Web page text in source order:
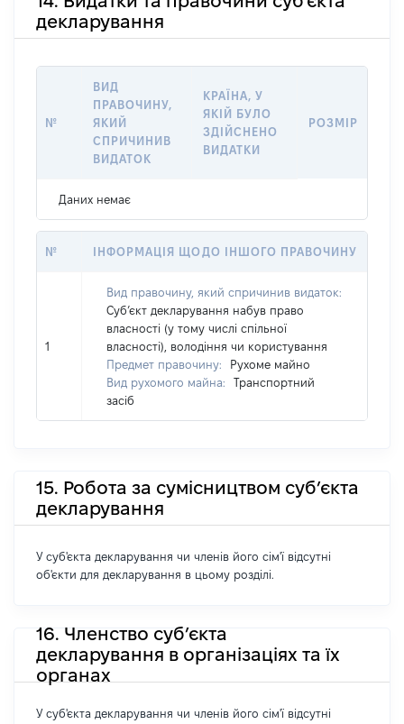
декларування
№
ВИД
ПРАВОЧИНУ,
ЯКИЙ
СПРИЧИНИВ
ВИДАТОК
КРАЇНА, У
ЯКІЙ БУЛО
ЗДІЙСНЕНО
ВИДАТКИ
РОЗМІР
Даних немає
№ ІНФОРМАЦІЯ ЩОДО ІНШОГО ПРАВОЧИНУ
1
Вид правочину, який спричинив видаток:
Суб’єкт декларування набув право
власності (у тому числі спільної
власності), володіння чи користування
Предмет правочину:
Рухоме майно
Вид рухомого майна:
Транспортний
засіб
15. Робота за сумісництвом суб’єкта
декларування
У суб'єкта декларування чи членів його сім'ї відсутні
об'єкти для декларування в цьому розділі.
16. Членство суб’єкта
декларування в організаціях та їх
органах
У суб'єкта декларування чи членів його сім'ї відсутні